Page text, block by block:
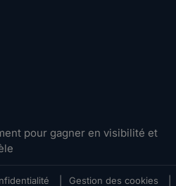
pour gagner en visibilité et
Gestion des cookies